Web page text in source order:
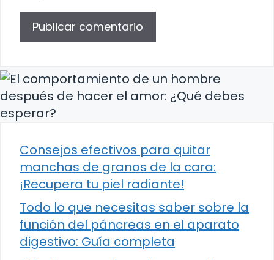
Consejos efectivos para quitar
manchas de granos de la cara:
¡Recupera tu piel radiante!
Todo lo que necesitas saber sobre la
función del páncreas en el aparato
digestivo: Guía completa